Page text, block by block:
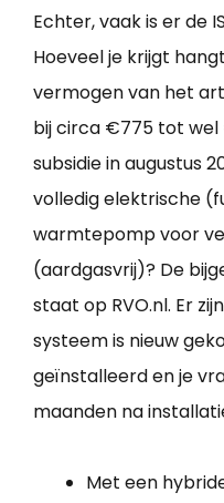
Echter, vaak is er de
Hoeveel je krijgt
vermogen van het
bij circa €775 tot wel
subsidie in augustus
volledig elektrische
warmtepomp voor
(aardgasvrij)? De
staat op RVO.nl. Er
systeem is nieuw
geïnstalleerd en je
maanden na
Met een